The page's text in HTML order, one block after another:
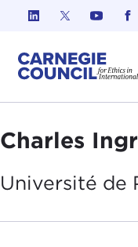
Skip to content
Charles
Université de